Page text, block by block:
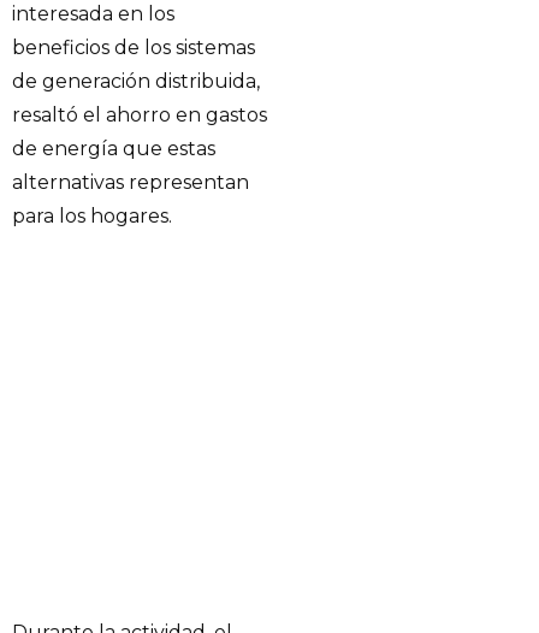
interesada en los
beneficios de los sistemas
de generación distribuida,
resaltó el ahorro en gastos
de energía que estas
alternativas representan
para los hogares.